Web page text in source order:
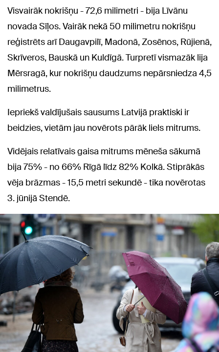
Visvairāk nokrišņu - 72,6 milimetri - bija Līvānu
novada Sīļos. Vairāk nekā 50 milimetru nokrišņu
reģistrēts arī Daugavpilī, Madonā, Zosēnos, Rūjienā,
Skrīveros, Bauskā un Kuldīgā. Turpretī vismazāk lija
Mērsragā, kur nokrišņu daudzums nepārsniedza 4,5
milimetrus.
Iepriekš valdījušais sausums Latvijā praktiski ir
beidzies, vietām jau novērots pārāk liels mitrums.
Vidējais relatīvais gaisa mitrums mēneša sākumā
bija 75% - no 66% Rīgā līdz 82% Kolkā. Stiprākās
vēja brāzmas - 15,5 metri sekundē - tika novērotas
3. jūnijā Stendē.